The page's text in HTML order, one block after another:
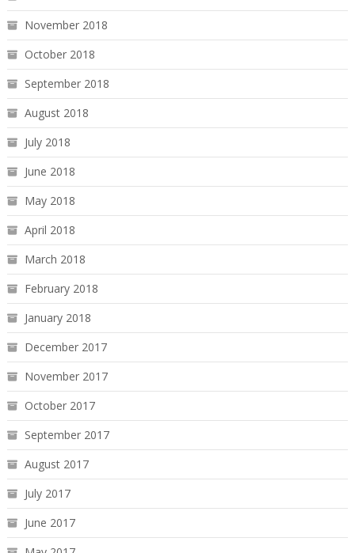
November 2018
October 2018
September 2018
August 2018
July 2018
June 2018
May 2018
April 2018
March 2018
February 2018
January 2018
December 2017
November 2017
October 2017
September 2017
August 2017
July 2017
June 2017